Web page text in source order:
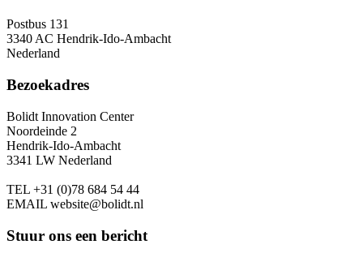
Postbus 131
3340 AC Hendrik-Ido-Ambacht
Nederland
Bezoekadres
Bolidt Innovation Center
Noordeinde 2
Hendrik-Ido-Ambacht
3341 LW Nederland
TEL +31 (0)78 684 54 44
EMAIL website@bolidt.nl
Stuur ons een bericht